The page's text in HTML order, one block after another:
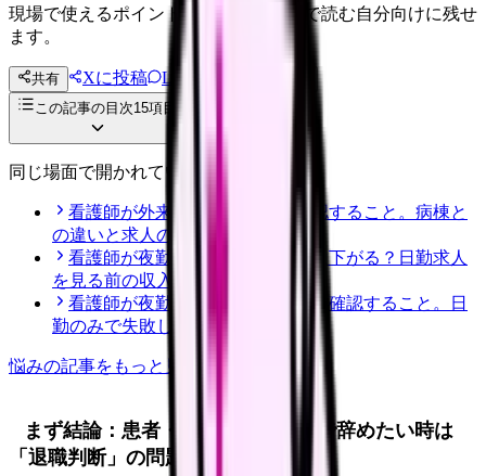
現場で使えるポイントを、同僚やあとで読む自分向けに残せ
ます。
共有 Xに投稿 LINE
投稿文コピー
この記事の目次15項目
同じ場面で開かれている記事
看護師が外来へ転職する前に確認すること。病棟と
の違いと求人の見方
看護師が夜勤なしにすると給料は下がる？日勤求人
を見る前の収入チェック
看護師が夜勤なし求人を探す前に確認すること。日
勤のみで失敗しない見方
悩みの記事をもっと見る
まず結論：患者・家族からの暴言で辞めたい時は
「退職判断」の問題として整理する